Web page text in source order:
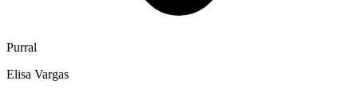
Purral
Elisa Vargas